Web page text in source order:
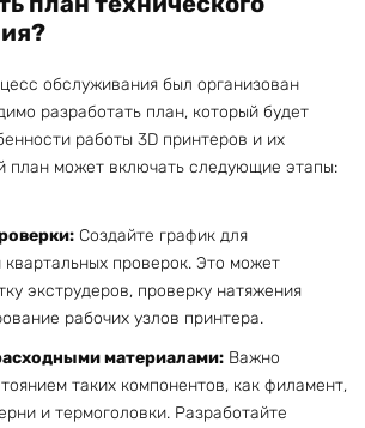
обслуживания был организован
разработать план, который будет
работы 3D принтеров и их
план может включать следующие этапы:
Создайте график для
проверок. Это может
экструдеров, проверку натяжения
рабочих узлов принтера.
материалами: Важно
таких компонентов, как филамент,
и термоголовки. Разработайте